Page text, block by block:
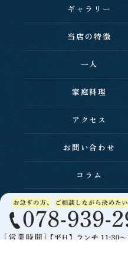
ギャラリー
当店の特徴
一人
家庭料理
アクセス
お問い合わせ
コラム